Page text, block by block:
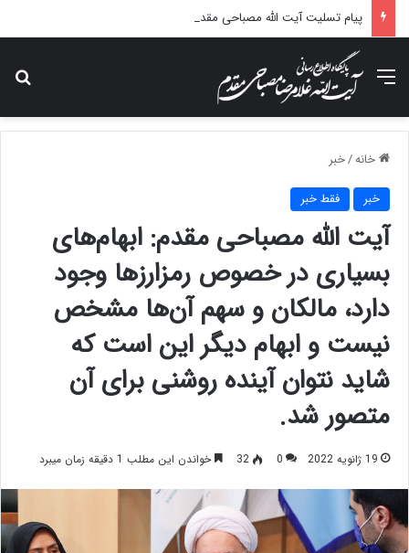
منو
خانه/خبر
خبر فقط خبر
آیت الله مصباحی مقدم: ابهام‌های
بسیاری در خصوص رمزارزها وجود
دارد، مالکان و سهم آن‌ها مشخص
نیست و ابهام دیگر این است که
شاید نتوان آینده روشنی برای آن
متصور شد.
19 ژانویه 2022 0
32 خواندن این مطلب 1 دقیقه زمان میبرد